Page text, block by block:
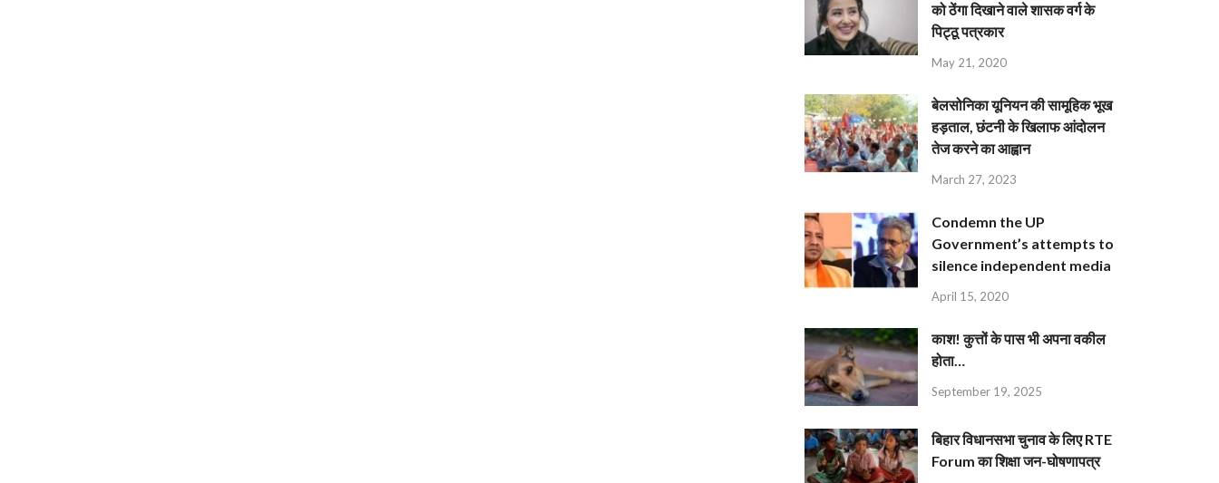
को ठेंगा दिखाने वाले शासक वर्ग के
पिट्ठू पत्रकार
May 21, 2020
बेलसोनिका यूनियन की सामूहिक भूख
हड़ताल, छंटनी के खिलाफ आंदोलन
तेज करने का आह्वान
March 27, 2023
Condemn the UP
Government’s attempts to
silence independent media
April 15, 2020
काश! कुत्तों के पास भी अपना वकील
होता…
September 19, 2025
बिहार विधानसभा चुनाव के लिए RTE
Forum का शिक्षा जन-घोषणापत्र